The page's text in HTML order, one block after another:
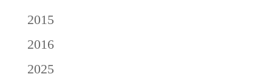
2015
2016
2025